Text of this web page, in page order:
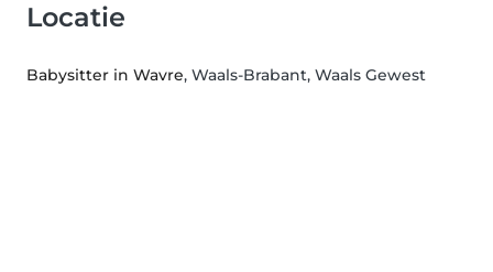
Locatie
Babysitter in Wavre, Waals-Brabant, Waals Gewest